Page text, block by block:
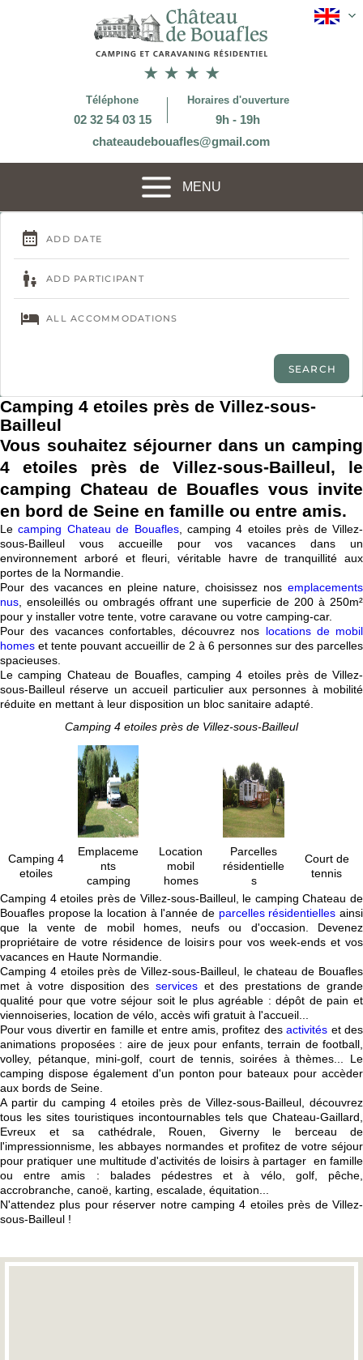
Téléphone
02 32 54 03 15
Horaires d'ouverture
9h - 19h
chateaudebouafles@gmail.com
MENU
Camping 4 etoiles près de Villez-sous-
Bailleul
Vous souhaitez séjourner dans un camping
4 etoiles près de Villez-sous-Bailleul, le
camping Chateau de Bouafles vous invite
en bord de Seine en famille ou entre amis.
Lecamping Chateau de Bouafles, camping 4 etoiles près de Villez-
sous-Bailleul vous accueille pour vos vacances dans un
environnement arboré et fleuri, véritable havre de tranquillité aux
portes de la Normandie.
Pour des vacances en pleine nature, choisissez nos emplacements
nus , ensoleillés ou ombragés offrant une superficie de 200 à 250m²
pour y installer votre tente, votre caravane ou votre camping-car.
Pour des vacances confortables, découvrez nos locations de mobil
homes et tente pouvant accueillir de 2 à 6 personnes sur des parcelles
spacieuses.
Le camping Chateau de Bouafles, camping 4 etoiles près de Villez-
sous-Bailleul réserve un accueil particulier aux personnes à mobilité
réduite en mettant à leur disposition un bloc sanitaire adapté.
Camping 4 etoiles près de Villez-sous-Bailleul
Camping 4
etoiles
Emplaceme
nts
camping
Location
mobil
homes
Parcelles
résidentielle
s
Court de
tennis
Camping 4 etoiles près de Villez-sous-Bailleul, le camping Chateau de
Bouafles propose la location à l'année de parcelles résidentielles ainsi
que la vente de mobil homes, neufs ou d'occasion. Devenez
propriétaire de votre résidence de loisirs pour vos week-ends et vos
vacances en Haute Normandie.
Camping 4 etoiles près de Villez-sous-Bailleul, le chateau de Bouafles
met à votre disposition des services et des prestations de grande
qualité pour que votre séjour soit le plus agréable : dépôt de pain et
viennoiseries, location de vélo, accès wifi gratuit à l'accueil...
Pour vous divertir en famille et entre amis, profitez desactivités et des
animations proposées : aire de jeux pour enfants, terrain de football,
volley, pétanque, mini-golf, court de tennis, soirées à thèmes... Le
camping dispose également d'un ponton pour bateaux pour accèder
aux bords de Seine.
A partir du camping 4 etoiles près de Villez-sous-Bailleul, découvrez
tous les sites touristiques incontournables tels que Chateau-Gaillard,
Evreux et sa cathédrale, Rouen, Giverny le berceau de
l'impressionnisme, les abbayes normandes et profitez de votre séjour
pour pratiquer une multitude d'activités de loisirs à partager en famille
ou entre amis : balades pédestres et à vélo, golf, pêche,
accrobranche, canoë, karting, escalade, équitation...
N'attendez plus pour réserver notre camping 4 etoiles près de Villez-
sous-Bailleul !